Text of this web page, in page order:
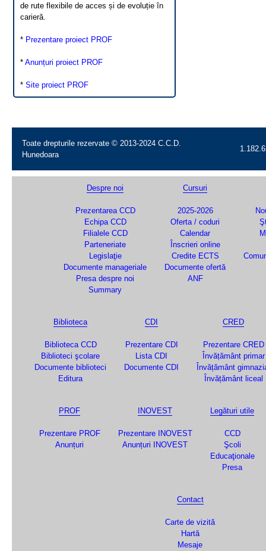
de rute flexibile de acces și de evoluție în
carieră.
* Prezentare proiect PROF
* Anunțuri proiect PROF
* Site proiect PROF
Toate drepturile rezervate © 2013-2024 C.C.D.
Hunedoara
Despre noi
Prezentarea CCD
Echipa CCD
Filialele CCD
Parteneriate
Legislaţie
Documente manageriale
Presa despre noi
Summary
Cursuri
2025-2026
Oferta / coduri
Calendar
Înscrieri online
Credite ECTS
Documente ofertă
ANF
Biblioteca
Biblioteca CCD
Biblioteci şcolare
Documente biblioteci
Editura
CDI
Prezentare CDI
Lista CDI
Documente CDI
CRED
Prezentare CRED
Învățământ primar
Învățământ
Învățământ liceal
PROF
Prezentare PROF
Anunțuri
INOVEST
Prezentare INOVEST
Anunțuri INOVEST
Legături utile
CCD
Şcoli
Educaţionale
Presa
Contact
Carte de vizită
Hartă
Mesaje